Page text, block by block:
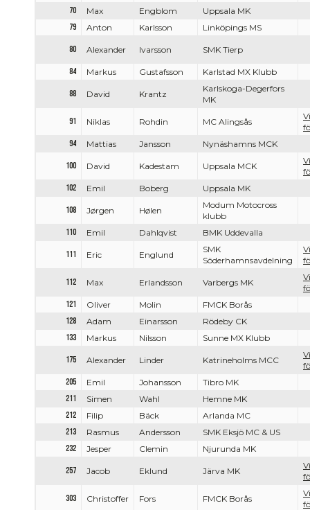
70
Max Engblom
Uppsala MK
79
Anton Karlsson Linköpings MS
80 Alexander Ivarsson SMK Tierp
84 Markus Gustafsson Karlstad MX Klubb
88 David Krantz
Karlskoga-Degerfors
MK
91 Niklas Rohdin MC Alingsås
94
Mattias Jansson Nynäshamns MCK
100 David Kadestam Uppsala MCK
102
Emil Boberg Uppsala MK
108 Jørgen Hølen
Modum Motocross
klubb
110
Emil Dahlqvist BMK Uddevalla
111 Eric Englund
SMK
Söderhamnsavdelning
112 Max Erlandsson Varbergs MK
121
Oliver Molin
FMCK Borås
128
Adam Einarsson
Rödeby CK
133
Markus Nilsson Sunne MX Klubb
175 Alexander Linder Katrineholms MCC
205
Emil Johansson
Tibro MK
211
Simen Wahl
Hemne MK
212
Filip Bäck
Arlanda MC
213
Rasmus Andersson
SMK Eksjö MC & US
232
Jesper Clemin Njurunda MK
257 Jacob Eklund Järva MK
303 Christoffer Fors FMCK Borås